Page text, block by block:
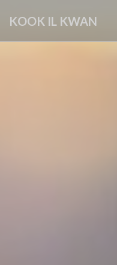
KOOK IL KWAN